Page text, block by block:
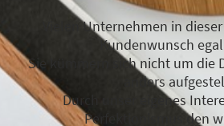
Vielen Unternehmen in
Kundenwunsch
Sie kümmern sich nicht um die
anders
Durch unser eigenes
Perfektionismus den